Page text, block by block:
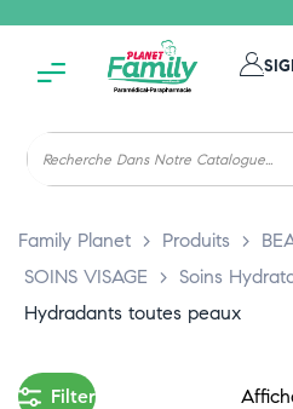
Family Planet > Produits >
SOINS VISAGE
> Soins
Hydradants toutes peaux
Filter